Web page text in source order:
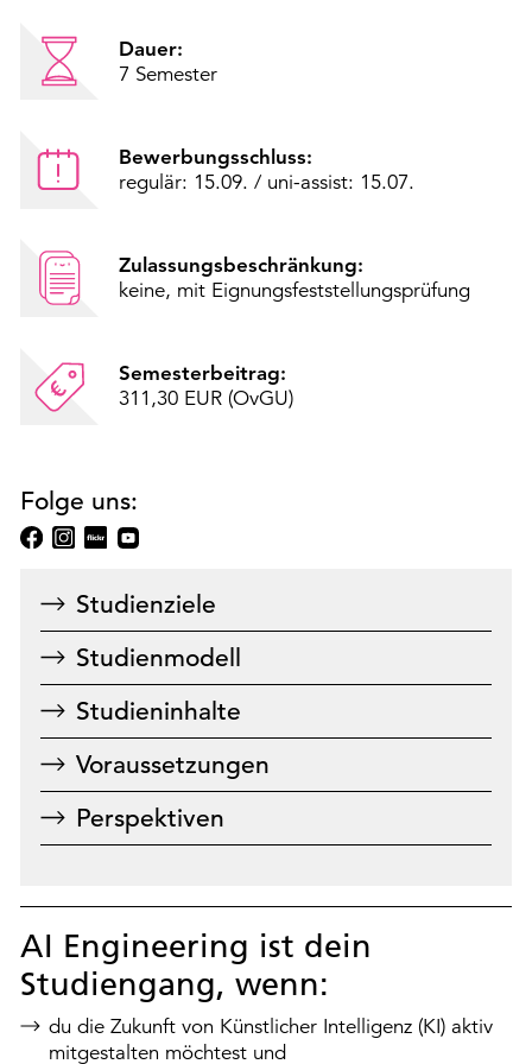
Dauer:
7 Semester
Bewerbungsschluss:
regulär: 15.09. / uni-assist: 15.07.
Zulassungsbeschränkung:
keine, mit Eignungsfeststellungsprüfung
Semesterbeitrag:
311,30 EUR (OvGU)
Folge uns:
Studienziele
Studienmodell
Studieninhalte
Voraussetzungen
Perspektiven
AI Engineering ist dein
Studiengang, wenn:
du die Zukunft von Künstlicher Intelligenz (KI) aktiv
mitgestalten möchtest und